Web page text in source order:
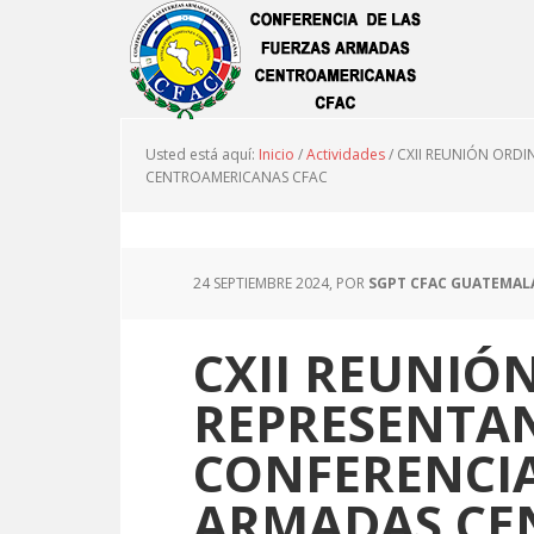
Usted está aquí: Inicio /Actividades/ CXII REUNIÓN
CENTROAMERICANAS CFAC
24 SEPTIEMBRE 2024, POR SGPT CFAC
CXII